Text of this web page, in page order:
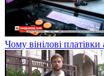
Чому вінілові